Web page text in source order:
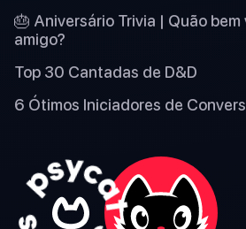
🎂 Aniversário Trivia | Quão
amigo?
Top 30 Cantadas de D&D
6 Ótimos Iniciadores de